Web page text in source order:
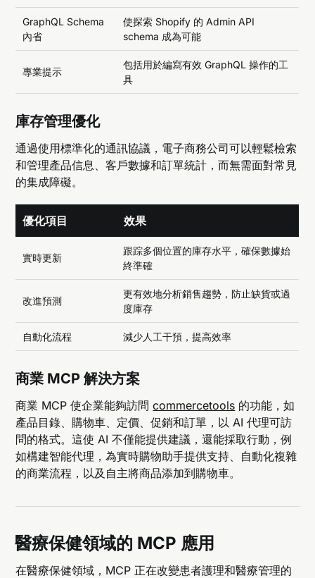
GraphQL Schema
內省
使探索 Shopify 的 Admin API
schema 成為可能
專業提示
包括用於編寫有效 GraphQL 操作的工
具
庫存管理優化
通過使用標準化的通訊協議，電子商務公司可以輕鬆檢索
和管理產品信息、客戶數據和訂單統計，而無需面對常見
的集成障礙。
優化項目 效果
實時更新
跟踪多個位置的庫存水平，確保數據始
終準確
改進預測
更有效地分析銷售趨勢，防止缺貨或過
度庫存
自動化流程 減少人工干預，提高效率
商業 MCP 解決方案
商業 MCP 使企業能夠訪問commercetools 的功能，如
產品目錄、購物車、定價、促銷和訂單，以 AI 代理可訪
問的格式。這使 AI 不僅能提供建議，還能採取行動，例
如構建智能代理，為實時購物助手提供支持、自動化複雜
的商業流程，以及自主將商品添加到購物車。
醫療保健領域的 MCP 應用
在醫療保健領域，MCP 正在改變患者護理和醫療管理的